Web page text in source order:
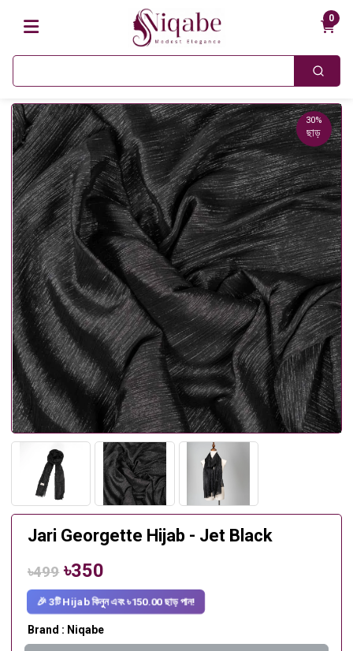
0
30%
ছাড়
Jari Georgette Hijab - Jet Black
৳499 ৳350
🎉 3টি Hijab কিনুন এবং ৳150.00 ছাড় পান!
Brand : Niqabe